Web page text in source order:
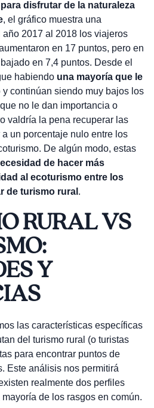
disfrutar de la naturaleza
, el gráfico muestra una
2017 al 2018 los viajeros
en 17 puntos, pero en
en 7,4 puntos. Desde el
habiendouna mayoría que le
y continúan siendo muy bajos los
no le dan importancia o
valdría la pena recuperar las
un porcentaje nulo entre los
De algún modo, estas
de hacer más
al ecoturismo entre los
de turismo rural .
RURAL VS
Y
las características específicas
del turismo rural (o turistas
para encontrar puntos de
Este análisis nos permitirá
realmente dos perfiles
de los rasgos en común.